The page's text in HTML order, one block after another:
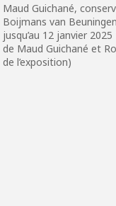
Maud Guichané,
Boijmans van
jusqu’au 12 janvier
de Maud Guichané et
de l’exposition)